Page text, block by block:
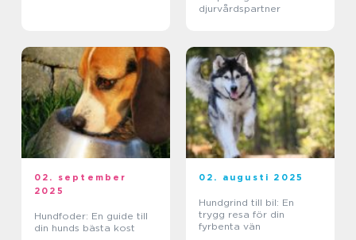
djurvårdspartner
02. september
2025
Hundfoder: En guide till
din hunds bästa kost
02. augusti 2025
Hundgrind till bil: En
trygg resa för din
fyrbenta vän